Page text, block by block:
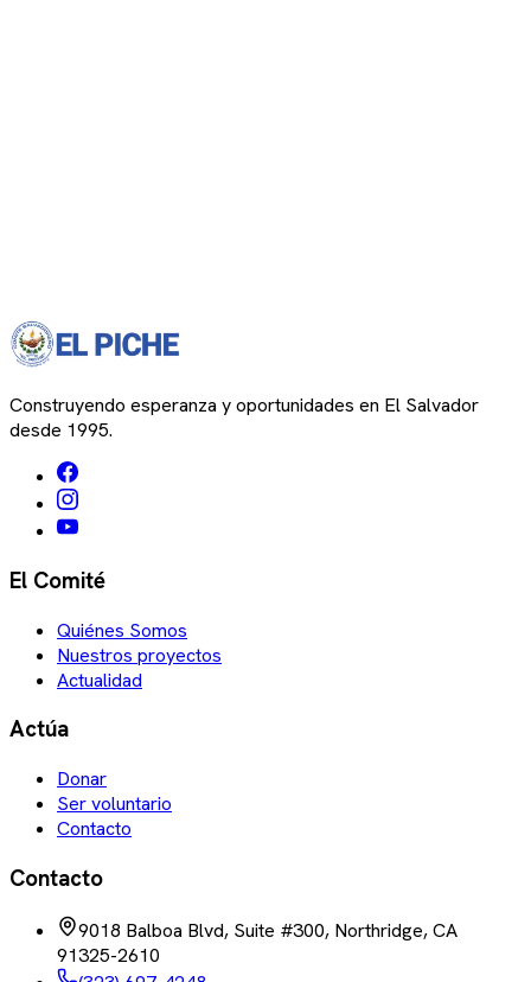
Construyendo esperanza y oportunidades en El Salvador
desde 1995.
El Comité
Quiénes Somos
Nuestros proyectos
Actualidad
Actúa
Donar
Ser voluntario
Contacto
Contacto
9018 Balboa Blvd, Suite #300, Northridge, CA
91325-2610